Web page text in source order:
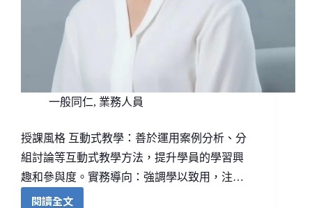
一般同仁, 業務人員
授課風格 互動式教學：善於運用案例分析、分
組討論等互動式教學方法，提升學員的學習興
趣和參與度。實務導向：強調學以致用，注…
閱讀全文